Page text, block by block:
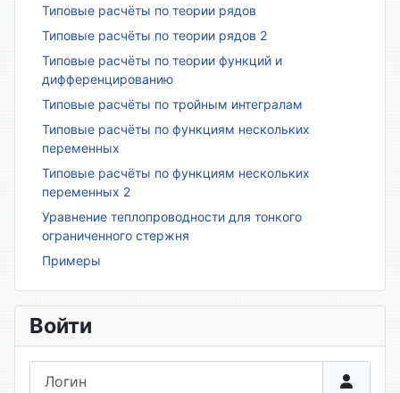
Типовые расчёты по теории рядов
Типовые расчёты по теории рядов 2
Типовые расчёты по теории функций и
дифференцированию
Типовые расчёты по тройным интегралам
Типовые расчёты по функциям нескольких
переменных
Типовые расчёты по функциям нескольких
переменных 2
Уравнение теплопроводности для тонкого
ограниченного стержня
Примеры
Войти